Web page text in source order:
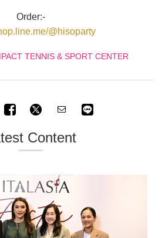
Order:-
@hisoparty
TENNIS & SPORT CENTER
Content